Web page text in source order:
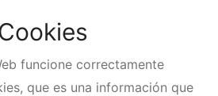
funcione correctamente
que es una información que